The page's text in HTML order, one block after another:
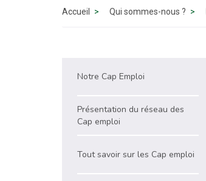
Accueil Qui sommes-nous ?
Notre Cap Emploi
Présentation du réseau des
Cap emploi
Tout savoir sur les Cap emploi